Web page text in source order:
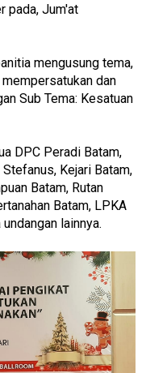
pada, Jum'at
mengusung tema,
dan
Sub Tema: Kesatuan
DPC Peradi Batam,
Kejari Batam,
Batam, Rutan
Batam, LPKA
lainnya.